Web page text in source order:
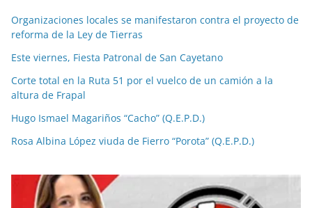
Organizaciones locales se manifestaron contra el proyecto de
reforma de la Ley de Tierras
Este viernes, Fiesta Patronal de San Cayetano
Corte total en la Ruta 51 por el vuelco de un camión a la
altura de Frapal
Hugo Ismael Magariños “Cacho” (Q.E.P.D.)
Rosa Albina López viuda de Fierro “Porota” (Q.E.P.D.)